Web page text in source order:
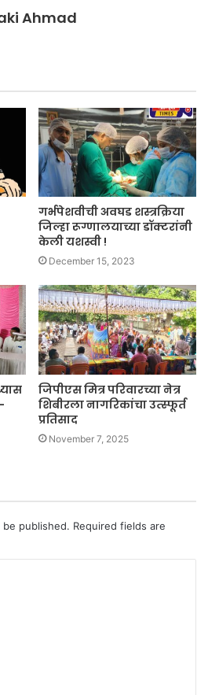
Ahmad
गर्भपेशवीची अवघड शस्त्रक्रिया
जिल्हा रूग्णालयाच्या डॉक्टरांनी
केली यशस्वी !
December 15, 2023
जिपीएस मित्र परिवारच्या नेत्र
शिबीरला नागरिकांचा उत्स्फूर्त
प्रतिसाद
November 7, 2025
published. Required fields are